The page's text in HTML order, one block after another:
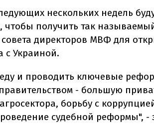
нескольких недель
чтобы получить так
директоров МВФ для
с Украиной.
и проводить ключевые
- большую
борьбу с
судебной реформы", -